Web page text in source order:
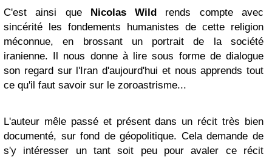
C'est ainsi que Nicolas Wild rends compte avec
sincérité les fondements humanistes de cette religion
méconnue, en brossant un portrait de la société
iranienne. Il nous donne à lire sous forme de dialogue
son regard sur l'Iran d'aujourd'hui et nous apprends tout
ce qu'il faut savoir sur le zoroastrisme...
L'auteur mêle passé et présent dans un récit très bien
documenté, sur fond de géopolitique. Cela demande de
s'y intéresser un tant soit peu pour avaler ce récit